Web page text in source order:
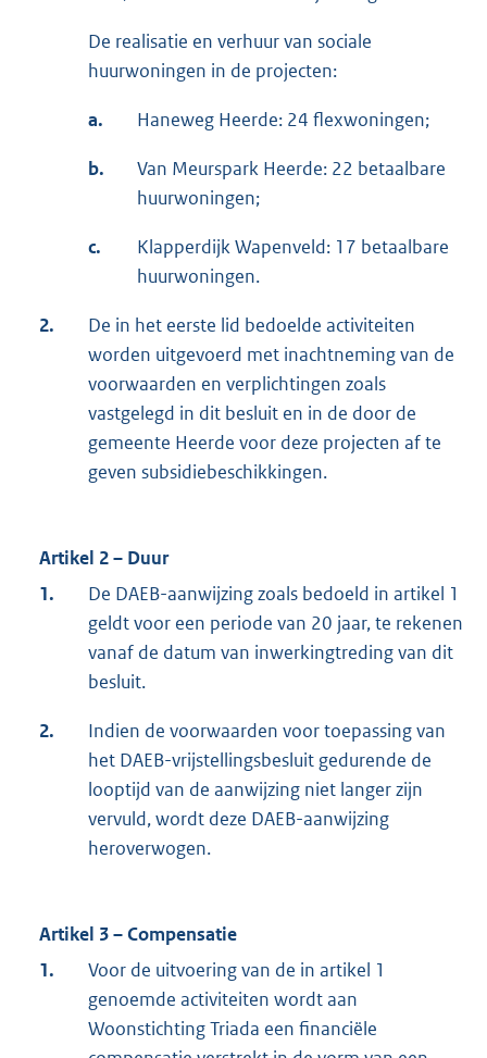
De realisatie en verhuur van sociale
huurwoningen in de projecten:
a. Haneweg Heerde: 24 flexwoningen;
b.
Van Meurspark Heerde: 22 betaalbare
huurwoningen;
c.
Klapperdijk Wapenveld: 17 betaalbare
huurwoningen.
2.
De in het eerste lid bedoelde activiteiten
worden uitgevoerd met inachtneming van de
voorwaarden en verplichtingen zoals
vastgelegd in dit besluit en in de door de
gemeente Heerde voor deze projecten af te
geven subsidiebeschikkingen.
Artikel 2 – Duur
1.
De DAEB-aanwijzing zoals bedoeld in artikel 1
geldt voor een periode van 20 jaar, te rekenen
vanaf de datum van inwerkingtreding van dit
besluit.
2.
Indien de voorwaarden voor toepassing van
het DAEB-vrijstellingsbesluit gedurende de
looptijd van de aanwijzing niet langer zijn
vervuld, wordt deze DAEB-aanwijzing
heroverwogen.
Artikel 3 – Compensatie
1.
Voor de uitvoering van de in artikel 1
genoemde activiteiten wordt aan
Woonstichting Triada een financiële